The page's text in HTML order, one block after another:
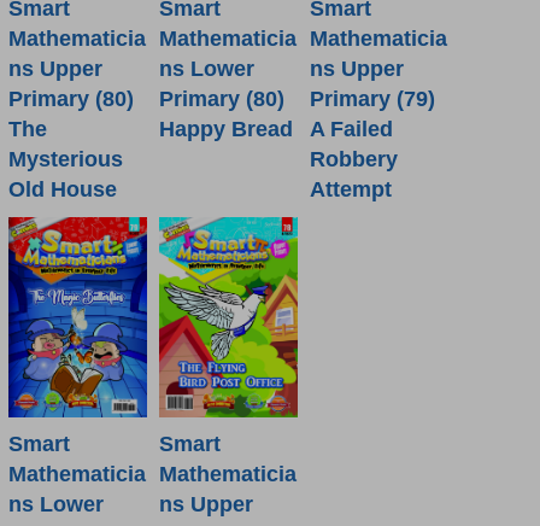
Smart
Mathematicia
ns Upper
Primary (80)
The
Mysterious
Old House
Smart
Mathematicia
ns Lower
Primary (80)
Happy Bread
Smart
Mathematicia
ns Upper
Primary (79)
A Failed
Robbery
Attempt
Smart
Mathematicia
ns Lower
Smart
Mathematicia
ns Upper